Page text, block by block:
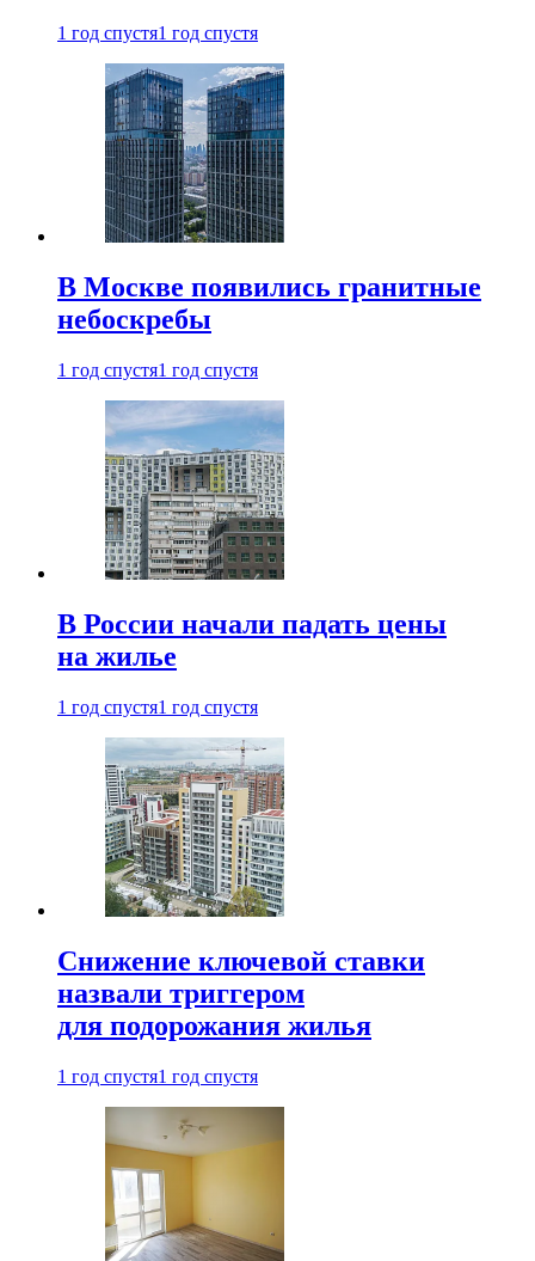
1 год спустя1 год спустя
В Москве появились гранитные
небоскребы
1 год спустя1 год спустя
В России начали падать цены
на жилье
1 год спустя1 год спустя
Снижение ключевой ставки
назвали триггером
для подорожания жилья
1 год спустя1 год спустя